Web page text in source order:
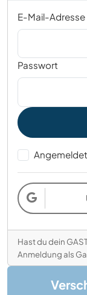
E-Mail-Adresse
Passwort
Hast du dein
Anmeldung als